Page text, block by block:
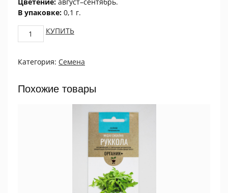
Цветение: август–сентябрь.
В упаковке: 0,1 г.
Астра
китайская
Изольда
ПРОЦВЕТОК
quantity
КУПИТЬ
Категория: Семена
Похожие товары